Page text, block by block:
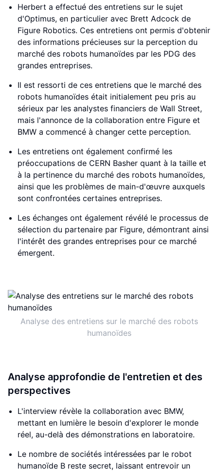
Herbert a effectué des entretiens sur le sujet
d'Optimus, en particulier avec Brett Adcock de
Figure Robotics. Ces entretiens ont permis d'obtenir
des informations précieuses sur la perception du
marché des robots humanoïdes par les PDG des
grandes entreprises.
Il est ressorti de ces entretiens que le marché des
robots humanoïdes était initialement peu pris au
sérieux par les analystes financiers de Wall Street,
mais l'annonce de la collaboration entre Figure et
BMW a commencé à changer cette perception.
Les entretiens ont également confirmé les
préoccupations de CERN Basher quant à la taille et
à la pertinence du marché des robots humanoïdes,
ainsi que les problèmes de main-d'œuvre auxquels
sont confrontées certaines entreprises.
Les échanges ont également révélé le processus de
sélection du partenaire par Figure, démontrant ainsi
l'intérêt des grandes entreprises pour ce marché
émergent.
Analyse des entretiens sur le marché des robots
humanoïdes
Analyse approfondie de l'entretien et des
perspectives
L'interview révèle la collaboration avec BMW,
mettant en lumière le besoin d'explorer le monde
réel, au-delà des démonstrations en laboratoire.
Le nombre de sociétés intéressées par le robot
humanoïde B reste secret, laissant entrevoir un